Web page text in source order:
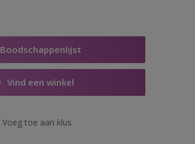
Boodschappenlijst
Vind een winkel
Voeg toe aan klus